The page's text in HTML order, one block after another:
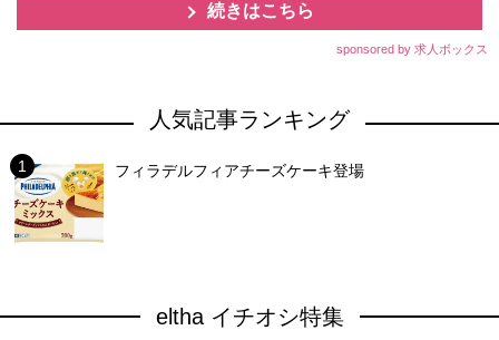
続きはこちら
sponsored by 求人ボックス
人気記事ランキング
フィラデルフィアチーズケーキ登場
eltha イチオシ特集